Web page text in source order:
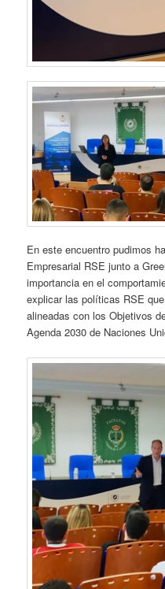
En este encuentro pudimos
Empresarial RSE junto a
importancia en el
explicar las políticas RSE
alineadas con los Objetivos
Agenda 2030 de Naciones